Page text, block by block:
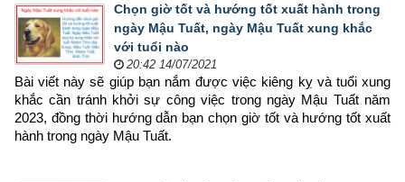
Chọn giờ tốt và hướng tốt xuất hành trong
ngày Mậu Tuất, ngày Mậu Tuất xung khắc
với tuổi nào
20:42 14/07/2021
Bài viết này sẽ giúp bạn nắm được việc kiêng kỵ và tuổi xung
khắc cần tránh khởi sự công việc trong ngày Mậu Tuất năm
2023, đồng thời hướng dẫn bạn chọn giờ tốt và hướng tốt xuất
hành trong ngày Mậu Tuất.